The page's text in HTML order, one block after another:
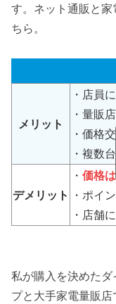
す。ネット通販と
ちら。
メリット
・店員に
・量販
・価格
・複数
デメリット
・ 価格
・ポイ
・店舗
私が購入を決めた
プと大手家電量販店